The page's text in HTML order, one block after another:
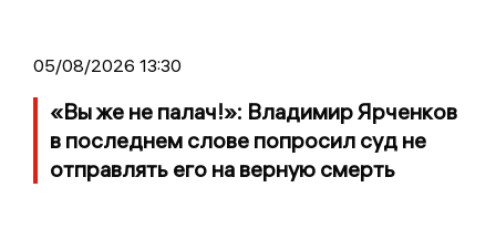
05/08/2026 13:30
«Вы же не палач!»: Владимир Ярченков
в последнем слове попросил суд не
отправлять его на верную смерть